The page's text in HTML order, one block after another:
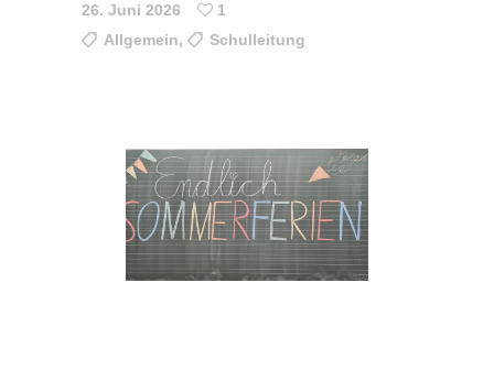
26. Juni 2026
1
Allgemein, Schulleitung